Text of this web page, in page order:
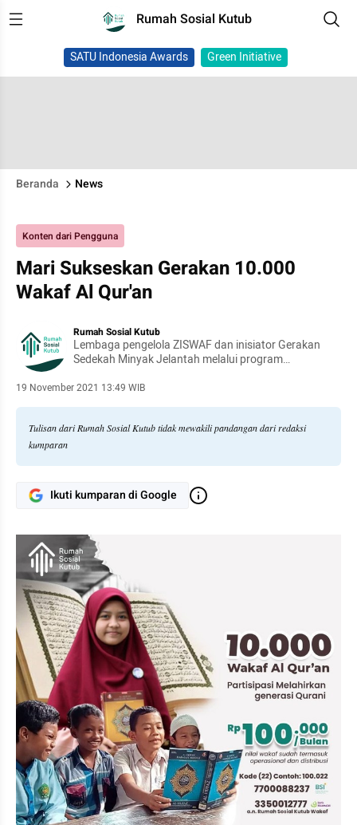
Rumah Sosial Kutub
SATU Indonesia Awards Green Initiative
Beranda News
Konten dari Pengguna
Mari Sukseskan Gerakan 10.000
Wakaf Al Qur'an
Rumah Sosial Kutub
Lembaga pengelola ZISWAF dan inisiator Gerakan
Sedekah Minyak Jelantah melalui program
19 November 2021 13:49 WIB
Tulisan dari Rumah Sosial Kutub tidak mewakili pandangan dari redaksi
kumparan
Ikuti kumparan di Google